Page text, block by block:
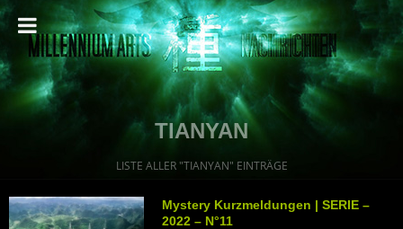
TIANYAN
LISTE ALLER "TIANYAN" EINTRÄGE
Mystery Kurzmeldungen | SERIE –
2022 – N°11